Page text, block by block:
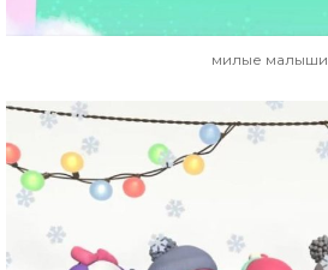
милые малыши